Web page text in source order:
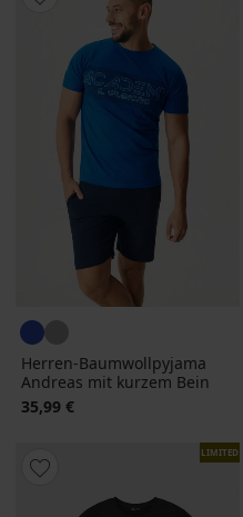
Herren-Baumwollpyjama
Andreas mit kurzem Bein
35,99 €
LIMITED